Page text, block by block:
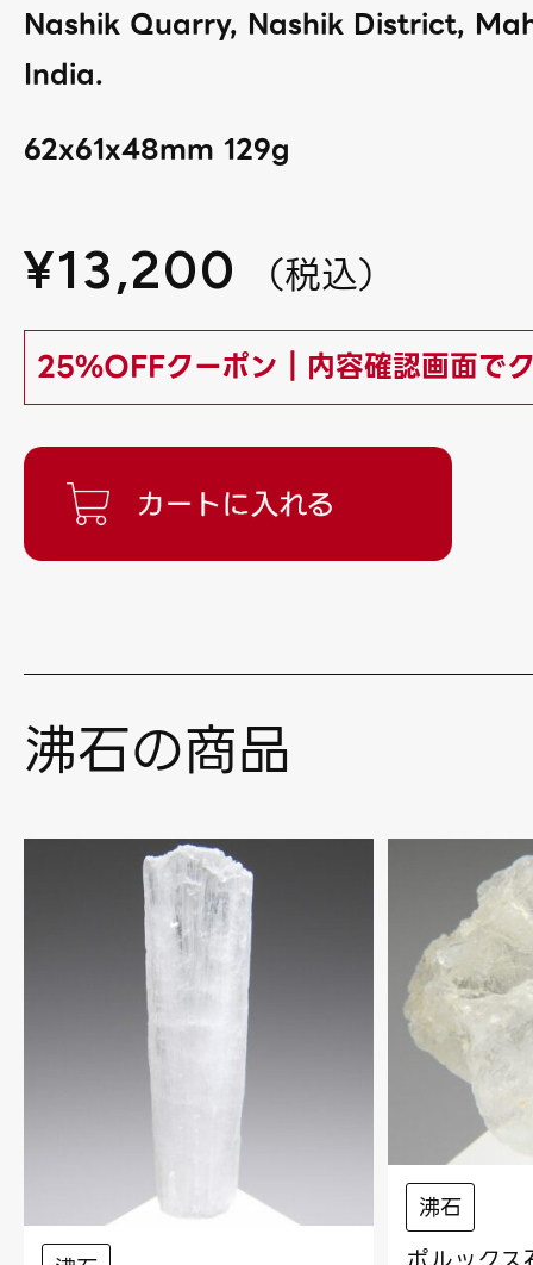
Nashik Quarry, Nashik District,
India.
62x61x48mm 129g
¥13,200 （税込）
25%OFFクーポン｜内容確認画面で
沸石の商品
沸石